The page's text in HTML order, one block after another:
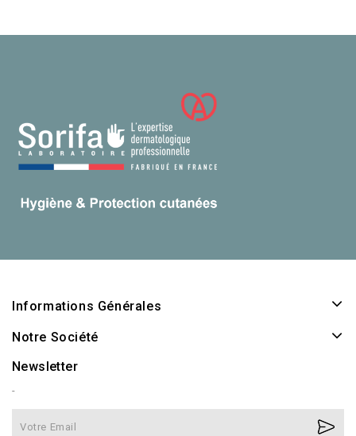
Informations Générales
Notre Société
Newsletter
-